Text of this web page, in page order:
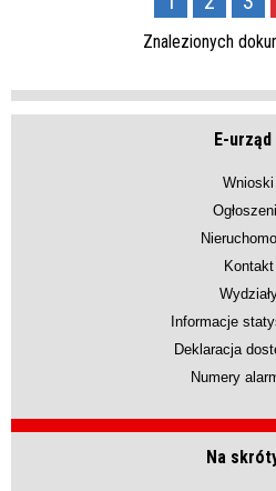
Znalezionych
E-urząd
Wnioski
Kontakt
Informacje
Deklaracja
Numery
Na